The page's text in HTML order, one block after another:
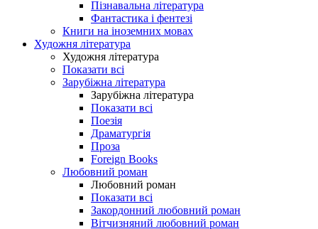
Пізнавальна література
Фантастика і фентезі
Книги на іноземних мовах
Художня література
Художня література
Показати всі
Зарубіжна література
Зарубіжна література
Показати всі
Поезія
Драматургія
Проза
Foreign Books
Любовний роман
Любовний роман
Показати всі
Закордонний любовний роман
Вітчизняний любовний роман